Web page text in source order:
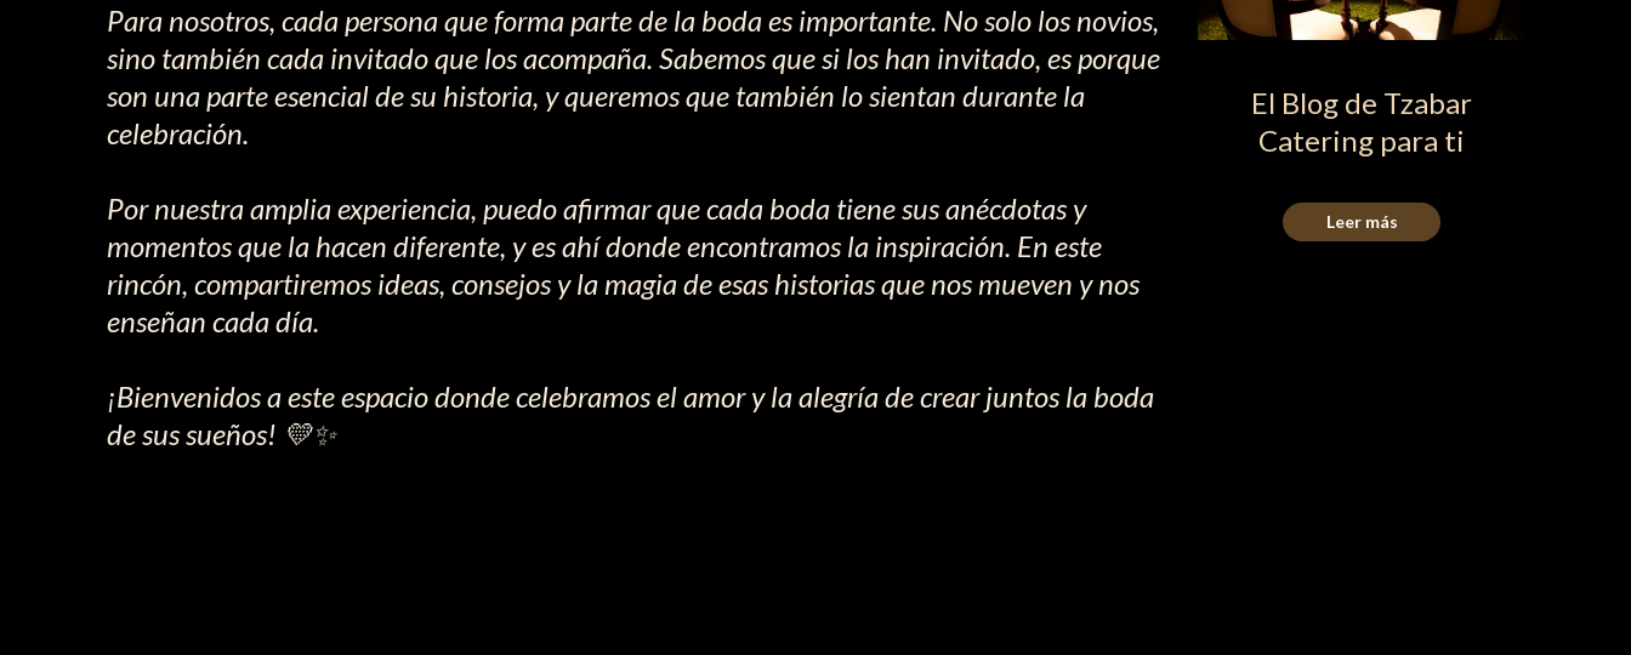
Para nosotros, cada persona que forma parte de la boda es importante. No solo los novios,
sino también cada invitado que los acompaña. Sabemos que si los han invitado, es porque
son una parte esencial de su historia, y queremos que también lo sientan durante la
celebración.
Por nuestra amplia experiencia, puedo afirmar que cada boda tiene sus anécdotas y
momentos que la hacen diferente, y es ahí donde encontramos la inspiración. En este
rincón, compartiremos ideas, consejos y la magia de esas historias que nos mueven y nos
enseñan cada día.
¡Bienvenidos a este espacio donde celebramos el amor y la alegría de crear juntos la boda
de sus sueños! 💛✨
El Blog de Tzabar
Catering para ti
Leer más